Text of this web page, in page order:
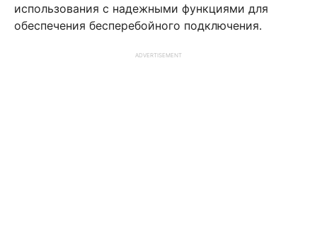
использования с надежными функциями для
обеспечения бесперебойного подключения.
ADVERTISEMENT